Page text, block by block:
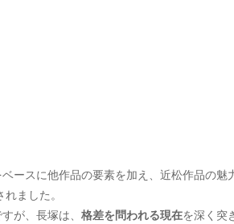
ベースに他作品の要素を加え、近松作品の
れました。
が、長塚は、 格差を問われる現在を深く突